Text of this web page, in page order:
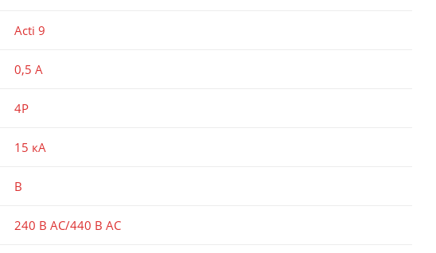
Acti 9
0,5 А
4P
15 кА
B
240 В AC/440 В AC